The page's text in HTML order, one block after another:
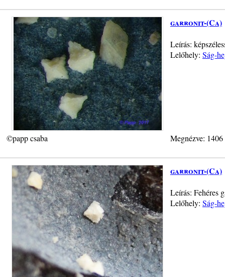
garronit-(Ca)
Leírás:
Lelőhely: Ság-
©papp csaba Megnézve:
garronit-(Ca)
Leírás: Fehéres
Lelőhely: Ság-